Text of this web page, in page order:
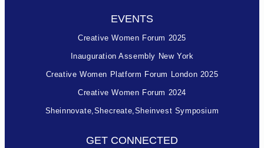
EVENTS
Creative Women Forum 2025
Inauguration Assembly New York
Creative Women Platform Forum London 2025
Creative Women Forum 2024
Sheinnovate,shecreate,sheinvest Symposium
GET CONNECTED